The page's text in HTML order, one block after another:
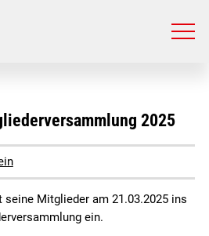
2025
seine Mitglieder am 21.03.2025 ins
ein.